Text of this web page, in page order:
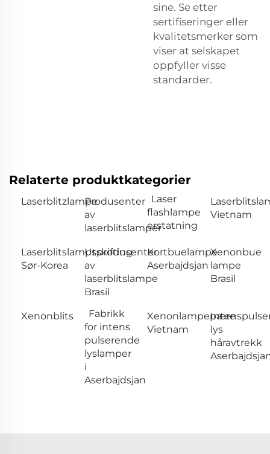
sine. Se etter
sertifiseringer eller
kvalitetsmerker som
viser at selskapet
oppfyller visse
standarder.
Relaterte produktkategorier
LaserblitzlampeProdusenter
av
laserblitslamper
Laser
flashlampe
erstatning
Vietnam
Laserblitslampsprodusenter
Sør-Korea
Utskifting
av
laserblitslampe
Brasil
Kortbuelampe
Aserbajdsjan
Xenonbue
lampe
Brasil
Xenonblits
Fabrikk
for intens
pulserende
lyslamper
i
Aserbajdsjan
Xenonlampepære
Vietnam
lys
håravtrekk